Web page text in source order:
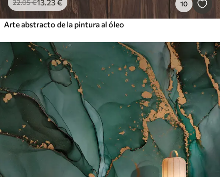
22.05€13.23€ 10
Arte abstracto de la pintura al óleo